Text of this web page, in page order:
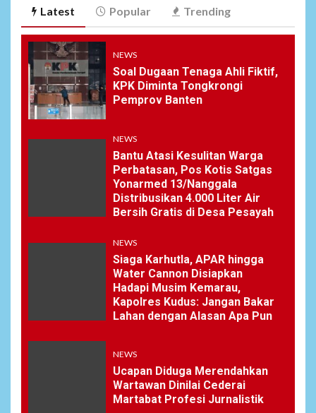
5 DAERAH SPORT
Nawala Cup 2026, RT 09 Raih
Gelar Juara di Puri Nawala
Permai RW 010
Pemprov Banten Diduga
Kelola Tenaga Ahli Fiktif,
Andra Soni Diminta
Ngomong
7
Wasekbid PB HMI:
Keberhasilan Koperasi
Merah Putih Jadi Kunci
Tegaknya Pasal 33 UUD
1945 dan Program Strategis
Prabowo
NEWS
Istri AKP Padlun Alfitri Minta
Perlindungan Hukum,
Ungkap Dugaan Pemerasan
Latest Popular Trending
NEWS
Soal Dugaan Tenaga Ahli Fiktif,
KPK Diminta Tongkrongi
Pemprov Banten
NEWS
Bantu Atasi Kesulitan Warga
Perbatasan, Pos Kotis Satgas
Yonarmed 13/Nanggala
Distribusikan 4.000 Liter Air
Bersih Gratis di Desa Pesayah
NEWS
Siaga Karhutla, APAR hingga
Water Cannon Disiapkan
Hadapi Musim Kemarau,
Kapolres Kudus: Jangan Bakar
Lahan dengan Alasan Apa Pun
NEWS
Ucapan Diduga Merendahkan
Wartawan Dinilai Cederai
Martabat Profesi Jurnalistik